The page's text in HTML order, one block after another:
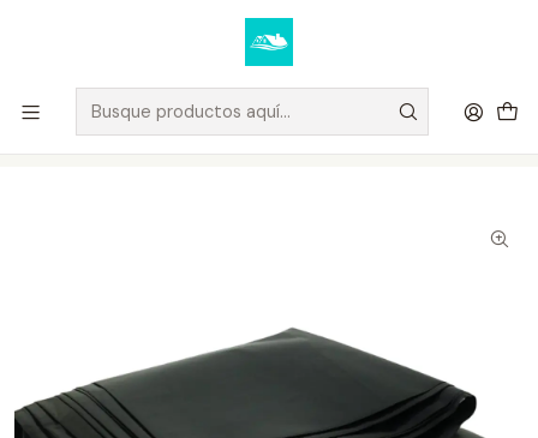
Elige tus productos y recibe tu compra a domicilio u oficina.
Ver condiciones de despacho
Inicio EMPRESA & OFICINA
Bolsa de Basura Resistente 90x120 Pack 20 Unidades